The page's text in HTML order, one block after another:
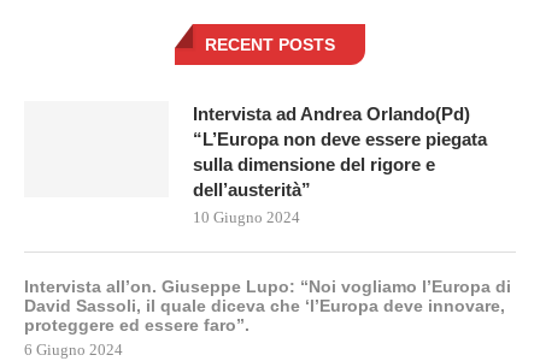
RECENT POSTS
Intervista ad Andrea Orlando(Pd)
“L’Europa non deve essere piegata
sulla dimensione del rigore e
dell’austerità”
10 Giugno 2024
Intervista all’on. Giuseppe Lupo: “Noi vogliamo l’Europa di
David Sassoli, il quale diceva che ‘l’Europa deve innovare,
proteggere ed essere faro”.
6 Giugno 2024